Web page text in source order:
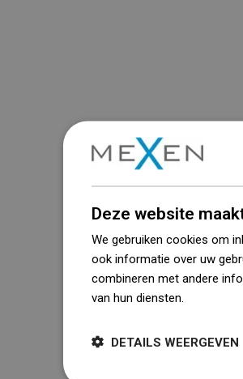
Deze website
We gebruiken cookies om
ook informatie over uw
combineren met andere
van hun diensten.
DETAILS WEERGEVEN